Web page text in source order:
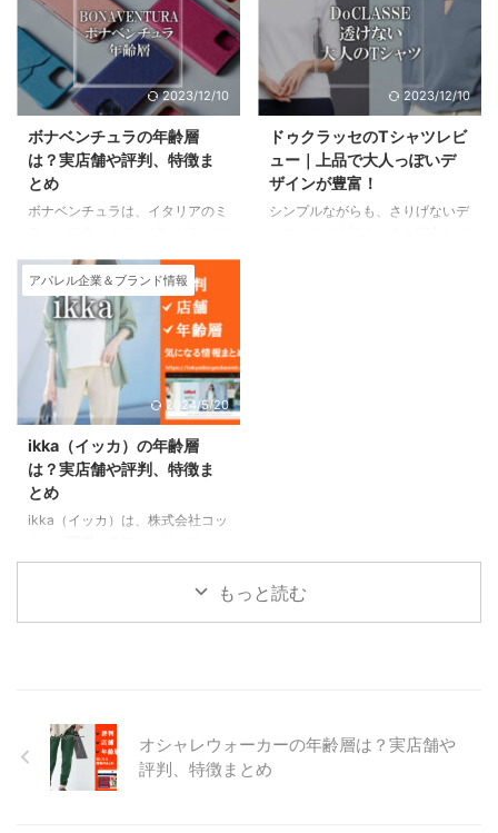
アリーファッションEC／Stok(ス
トック) 関税・国際送料込み価
格、2万円以上で送料無料。 Stok
は、ヨーロッパのラグジュアリー
ファッションアイテムを最大
です。 200以上のブランド、
40000点以上の商品を展開。
Stok（ストック）とは ...
ナップとオンラインならではの便
利さです。 豊富な商品ラインナ
ップ チュチュアンナ通販では、
ブラジャー、ショーツ、キャミソ
ール、ルームウェアなど、さまざ
イズやデザインも豊富に揃ってい
るので、自分にぴったりの下着を
見つけることができます。 オン
ラインならではの便利さ チュチ
2023/12/10
ボナベンチュラの年齢層
は？実店舗や評判、特徴ま
とめ
ボナベンチュラは、イタリアのミ
です。 2018年に設立された比較
的新しいブランドですが、そのシ
ンプルで洗練されたデザインと上
質なレザー素材が人気を集め、日
本でも多くのファンを獲得してい
ます。 ボナベンチュラの取り扱
う商品は、iPhoneケースや財
布、バッグなど、日常使いに便利
iPhoneケースは、シンプルなデ
ザインながらも、しっかりとした
作りと高級感で定評があります。
財布は、カードケースや二つ折り
類が揃っています。 バ ...
2023/12/10
ドゥクラッセのTシャツレビ
ュー｜上品で大人っぽいデ
ザインが豊富！
シンプルながらも、さりげないデ
には、ジャケットのインナーとし
て ...
アパレル企業＆ブランド情報
2024/5/20
ikka（イッカ）の年齢層
は？実店舗や評判、特徴ま
とめ
ikka（イッカ）は、株式会社コッ
ションブランドです。 スマート
に着る、スマートに生きるをコン
ミックスや上品な大人カジュアル
など、いろいろなテイストの服を
取り扱っています。 シンプルで
上質な服で、着る人の知性と上品
もっと読む
オシャレウォーカーの年齢層は？実店舗や
評判、特徴まとめ